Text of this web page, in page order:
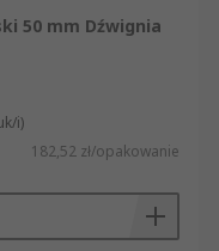
50 mm Dźwignia
i)
182,52 zł/opakowanie